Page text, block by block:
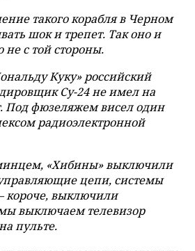
такого корабля в Черном
шок и трепет. Так оно и
не с той стороны.
Куку» российский
Су-24 не имел на
Под фюзеляжем висел один
радиоэлектронной
«Хибины»выключили
цепи, системы
короче, выключили
выключаем телевизор
пульте.